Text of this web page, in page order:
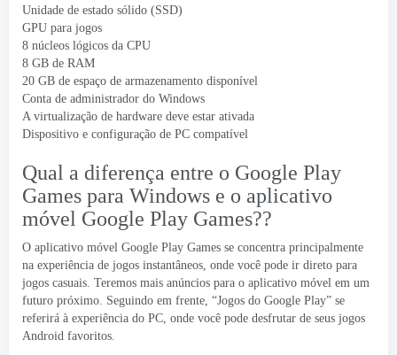
Unidade de estado sólido (SSD)
GPU para jogos
8 núcleos lógicos da CPU
8 GB de RAM
20 GB de espaço de armazenamento disponível
Conta de administrador do Windows
A virtualização de hardware deve estar ativada
Dispositivo e configuração de PC compatível
Qual a diferença entre o Google Play
Games para Windows e o aplicativo
móvel Google Play Games??
O aplicativo móvel Google Play Games se concentra principalmente
na experiência de jogos instantâneos, onde você pode ir direto para
jogos casuais. Teremos mais anúncios para o aplicativo móvel em um
futuro próximo. Seguindo em frente, “Jogos do Google Play” se
referirá à experiência do PC, onde você pode desfrutar de seus jogos
Android favoritos.